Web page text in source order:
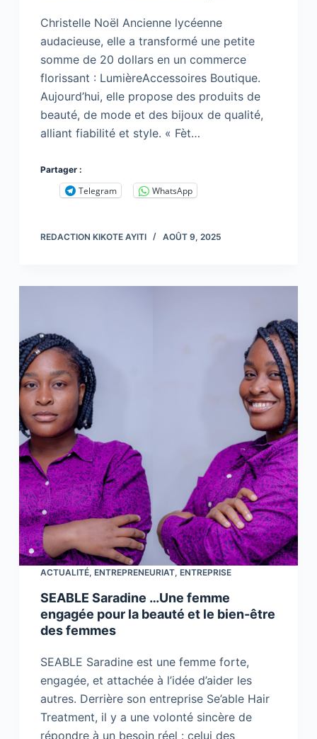
Christelle Noël Ancienne lycéenne
audacieuse, elle a transformé une petite
somme de 20 dollars en un commerce
florissant : LumièreAccessoires Boutique.
Aujourd’hui, elle propose des produits de
beauté, de mode et des bijoux de qualité,
alliant fiabilité et style. « Fèt…
Partager :
Telegram WhatsApp
REDACTION KIKOTE AYITI AOÛT 9, 2025
ACTUALITÉ, ENTREPRENEURIAT, ENTREPRISE
SEABLE Saradine …Une femme
engagée pour la beauté et le bien-être
des femmes
SEABLE Saradine est une femme forte,
engagée, et attachée à l’idée d’aider les
autres. Derrière son entreprise Se’able Hair
Treatment, il y a une volonté sincère de
répondre à un besoin réel : celui des